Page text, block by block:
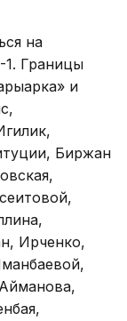
на
1. Границы
и
Биржан
Ирченко,